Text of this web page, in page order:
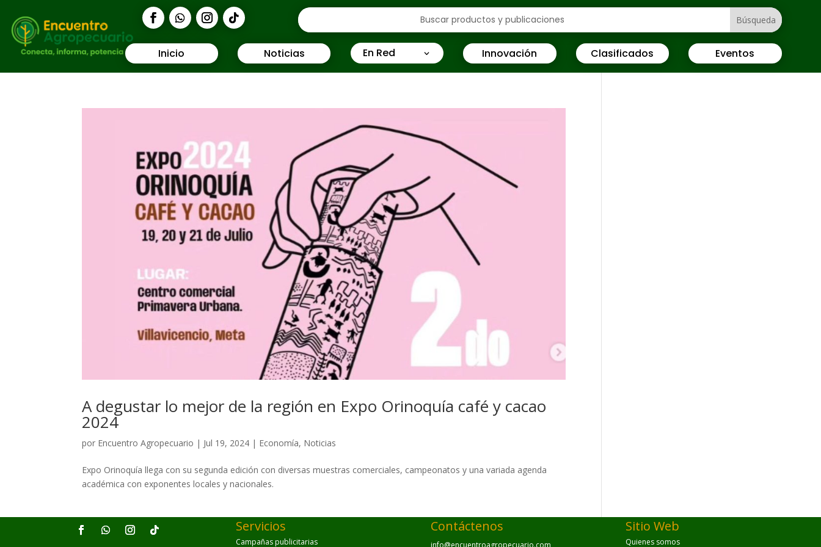
Inicio Noticias En Red Innovación Clasificados Eventos
A degustar lo mejor de la región en Expo Orinoquía café y cacao
2024
por Encuentro Agropecuario | Jul 19, 2024 | Economía, Noticias
Expo Orinoquía llega con su segunda edición con diversas muestras comerciales, campeonatos y una variada agenda
académica con exponentes locales y nacionales.
Servicios
Campañas publicitarias
Contáctenos
info@encuentroagropecuario.com
Sitio Web
Quienes somos